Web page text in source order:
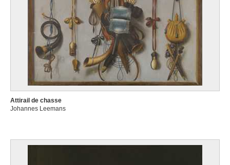
Attirail de chasse
Johannes Leemans